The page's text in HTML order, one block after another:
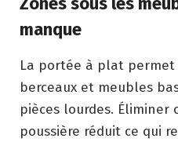
manque
La portée à plat permet
berceaux et meubles
pièces lourdes. Éliminer
poussière réduit ce qui